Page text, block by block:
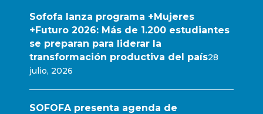
Sofofa lanza programa +Mujeres
+Futuro 2026: Más de 1.200 estudiantes
se preparan para liderar la
transformación productiva del país28
julio, 2026
SOFOFA presenta agenda de